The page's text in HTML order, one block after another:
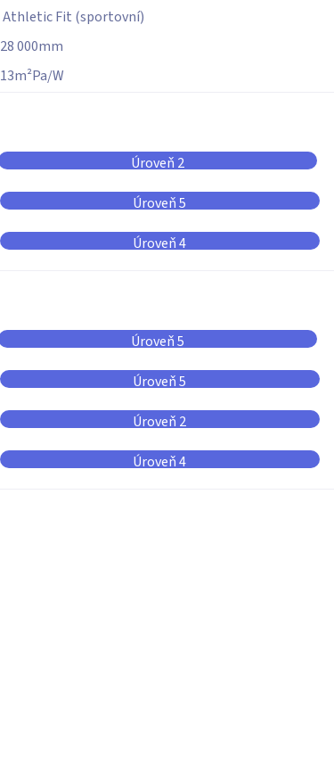
Athletic Fit (sportovní)
28 000mm
13m²Pa/W
Úroveň 2
Úroveň 5
Úroveň 4
Úroveň 5
Úroveň 5
Úroveň 2
Úroveň 4